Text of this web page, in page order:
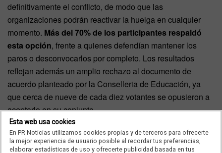
definitivamente el conflicto, de modo que las
organizaciones podrán reactivar la huelga en cualquier
momento. Más del 70% de los participantes respaldó
esta opción, frente a quienes defendían mantener los
paros o desconvocarlos por completo. Los resultados
reflejan además un amplio rechazo al documento de
acuerdo planteado por la Conselleria de Educación, ya
que cerca de nueve de cada diez votantes se opusieron a
aceptarlo en su conjunto.
El único apartado que logró un respaldo mayoritario
fue el relativo a la reducción de la carga burocrática
Esta web usa cookies
En PR Noticias utilizamos cookies propias y de terceros para ofrecerte
la mejor experiencia de usuario posible al recordar tus preferencias,
elaborar estadísticas de uso y ofrecerte publicidad basada en tus